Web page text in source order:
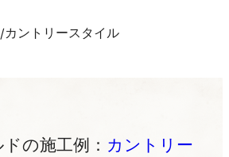
カントリースタイル
の施工例： カントリー